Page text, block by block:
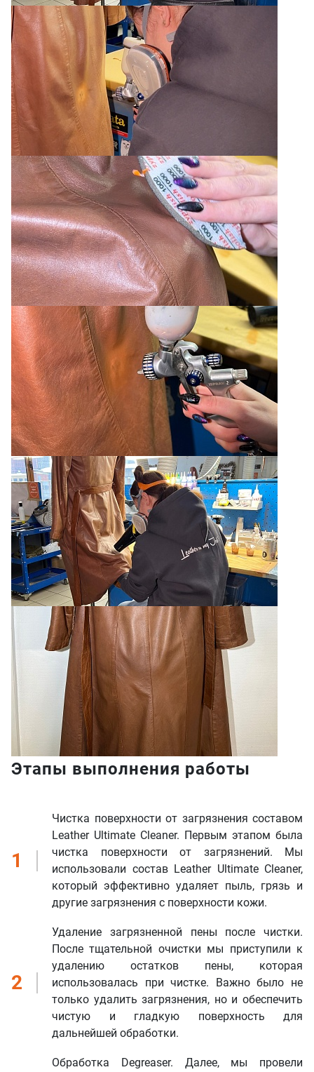
Этапы выполнения работы
1
Чистка поверхности от загрязнения составом
Leather Ultimate Cleaner. Первым этапом была
чистка поверхности от загрязнений. Мы
использовали состав Leather Ultimate Cleaner,
который эффективно удаляет пыль, грязь и
другие загрязнения с поверхности кожи.
2
Удаление загрязненной пены после чистки.
После тщательной очистки мы приступили к
удалению остатков пены, которая
использовалась при чистке. Важно было не
только удалить загрязнения, но и обеспечить
чистую и гладкую поверхность для
дальнейшей обработки.
Обработка Degreaser. Далее, мы провели
Заказать звонок
Данные формы отправлены
Оставить заявку
Ваше имя
Телефон
Данные формы отправлены
Оставить заявку
Ваше имя
Данные формы отправлены